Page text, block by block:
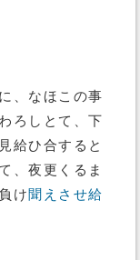
、なほこの事
ろしとて、下
給ひ合すると
、夜更くるま
け聞えさせ給